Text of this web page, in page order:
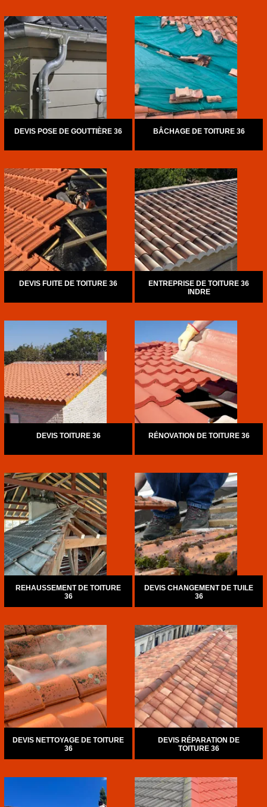
DEVIS POSE DE GOUTTIÈRE 36 BÂCHAGE DE TOITURE 36
DEVIS FUITE DE TOITURE 36
ENTREPRISE DE TOITURE 36
INDRE
DEVIS TOITURE 36 RÉNOVATION DE TOITURE 36
REHAUSSEMENT DE TOITURE
36
DEVIS CHANGEMENT DE TUILE
36
DEVIS NETTOYAGE DE TOITURE
36
DEVIS RÉPARATION DE
TOITURE 36